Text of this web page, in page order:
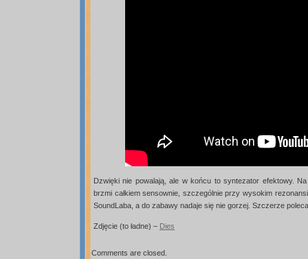
Dzwięki nie powalają, ale w końcu to syntezator efektowy.
brzmi całkiem sensownie, szczególnie przy wysokim
SoundLaba, a do zabawy nadaje się nie gorzej. Szczerze
Zdjęcie (to ładne) – Dies
Comments are closed.